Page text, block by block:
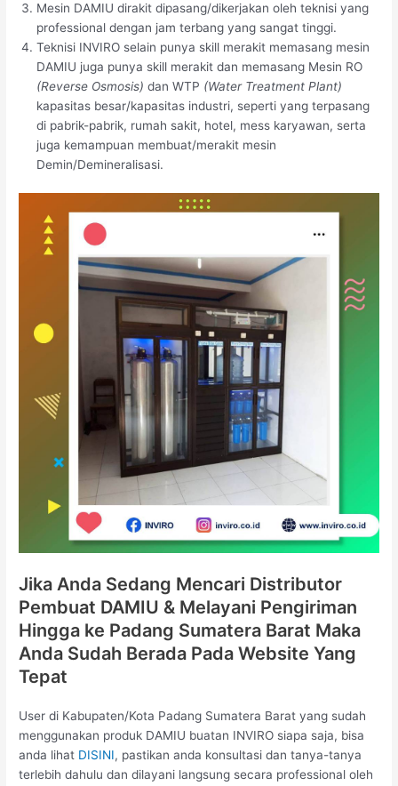
Mesin DAMIU dirakit dipasang/dikerjakan oleh teknisi yang
professional dengan jam terbang yang sangat tinggi.
Teknisi INVIRO selain punya skill merakit memasang mesin
DAMIU juga punya skill merakit dan memasang Mesin RO
(Reverse Osmosis) dan WTP (Water Treatment Plant)
kapasitas besar/kapasitas industri, seperti yang terpasang
di pabrik-pabrik, rumah sakit, hotel, mess karyawan, serta
juga kemampuan membuat/merakit mesin
Demin/Demineralisasi.
Jika Anda Sedang Mencari Distributor
Pembuat DAMIU & Melayani Pengiriman
Hingga ke Padang Sumatera Barat Maka
Anda Sudah Berada Pada Website Yang
Tepat
User di Kabupaten/Kota Padang Sumatera Barat yang sudah
menggunakan produk DAMIU buatan INVIRO siapa saja, bisa
anda lihat DISINI, pastikan anda konsultasi dan tanya-tanya
terlebih dahulu dan dilayani langsung secara professional oleh